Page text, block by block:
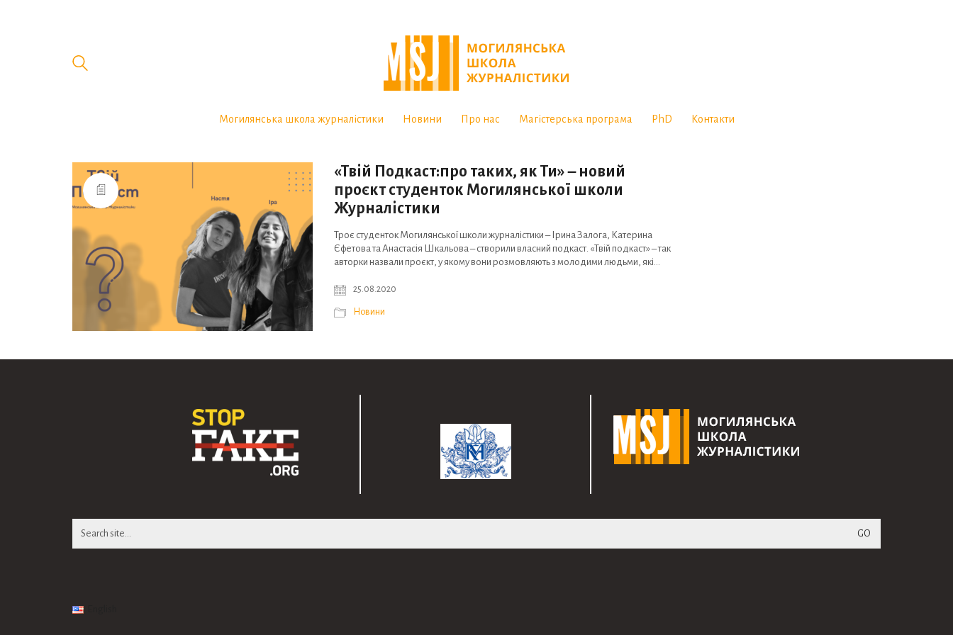
Могилянська школа журналістики Новини Про нас Магістерська програма PhD Контакти
«Твій Подкаст:про таких, як Ти» – новий
проєкт студенток Могилянської школи
Журналістики
Троє студенток Могилянської школи журналістики – Ірина Залога, Катерина
Єфетова та Анастасія Шкальова – створили власний подкаст. «Твій подкаст» – так
авторки назвали проєкт, у якому вони розмовляють з молодими людьми, які…
25.08.2020
Новини
for: